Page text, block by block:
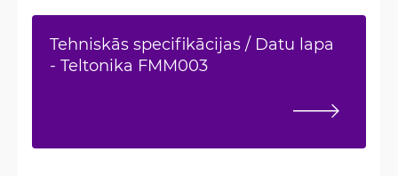
Tehniskās specifikācijas / Datu lapa
- Teltonika FMM003